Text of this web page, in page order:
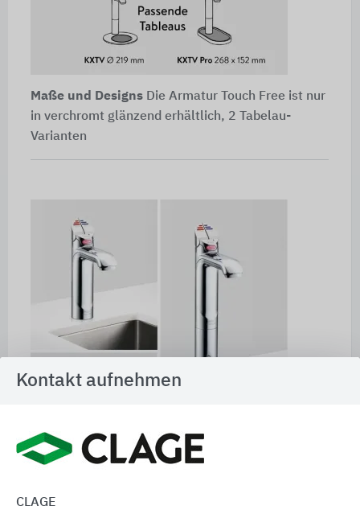
Maße und DesignsDie Armatur Touch Free ist nur
in verchromt glänzend erhältlich, 2 Tabelau-
Varianten
Classicmit Bedientasten, zur Montage am
Kontakt aufnehmen
CLAGE